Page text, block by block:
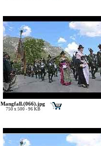
Mangfall.(066).jpg
750 x 500 - 96 KB